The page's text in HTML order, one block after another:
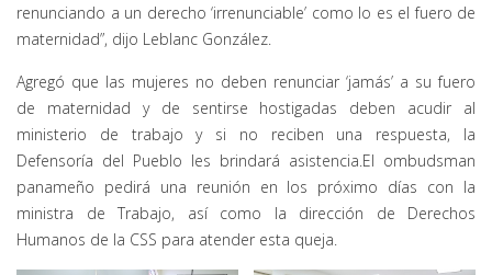
renunciando a un derecho ‘irrenunciable’ como lo es el fuero de
maternidad”, dijo Leblanc González.
Agregó que las mujeres no deben renunciar ‘jamás’ a su fuero
de maternidad y de sentirse hostigadas deben acudir al
ministerio de trabajo y si no reciben una respuesta, la
Defensoría del Pueblo les brindará asistencia.El ombudsman
panameño pedirá una reunión en los próximo días con la
ministra de Trabajo, así como la dirección de Derechos
Humanos de la CSS para atender esta queja.